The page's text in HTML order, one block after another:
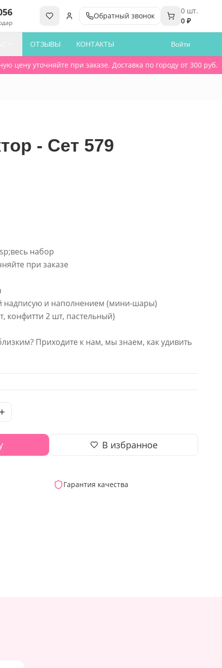
Обратный звонок
0 шт.
0 ₽
ОТЗЫВЫ КОНТАКТЫ Войти
цену уточняйте при заказе. Доставка по городу от 300 руб.
- Сет 579
набор
при заказе
надписую и наполнением (мини-шары)
конфитти 2 шт, пастельный)
Приходите к нам, мы знаем, как удивить
В избранное
Гарантия качества